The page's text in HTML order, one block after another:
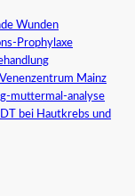
Wunden
Prophylaxe
Mainz
muttermal-analyse
bei Hautkrebs und